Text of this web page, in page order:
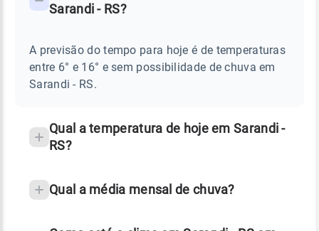
TEMPO
SARANDI
Perguntas
sobre
chuva
Sarandi - RS?
A previsão do tempo para hoje é de temperaturas
entre 6° e 16° e sem possibilidade de chuva em
Sarandi - RS.
Qual a temperatura de hoje em Sarandi -
RS?
Qual a média mensal de chuva?